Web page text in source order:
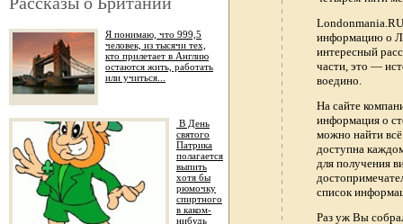
Я понимаю, что 999,5
человек, из тысячи тех,
кто прилетает в Англию
остаются жить, работать
или учиться...
В День
святого
Патрика
полагается
выпить
хотя бы
рюмочку
спиртного
в каком-
нибудь
информацию о
интересный
части, это —
воедино.
На сайте
информация о
можно найти
доступна
для получения
список
Раз уж Вы